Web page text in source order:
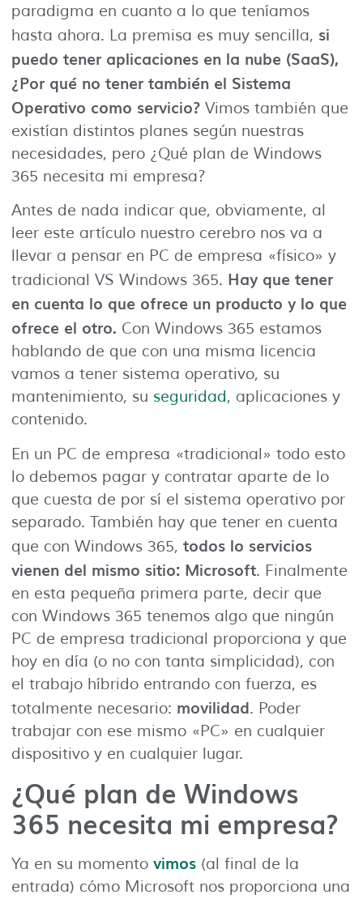
paradigma en cuanto a lo que teníamos
hasta ahora. La premisa es muy sencilla, si
puedo tener aplicaciones en la nube (SaaS),
¿Por qué no tener también el Sistema
Operativo como servicio? Vimos también que
existían distintos planes según nuestras
necesidades, pero ¿Qué plan de Windows
365 necesita mi empresa?
Antes de nada indicar que, obviamente, al
leer este artículo nuestro cerebro nos va a
llevar a pensar en PC de empresa «físico» y
tradicional VS Windows 365. Hay que tener
en cuenta lo que ofrece un producto y lo que
ofrece el otro. Con Windows 365 estamos
hablando de que con una misma licencia
vamos a tener sistema operativo, su
mantenimiento, su seguridad, aplicaciones y
contenido.
En un PC de empresa «tradicional» todo esto
lo debemos pagar y contratar aparte de lo
que cuesta de por sí el sistema operativo por
separado. También hay que tener en cuenta
que con Windows 365, todos lo servicios
vienen del mismo sitio: Microsoft. Finalmente
en esta pequeña primera parte, decir que
con Windows 365 tenemos algo que ningún
PC de empresa tradicional proporciona y que
hoy en día (o no con tanta simplicidad), con
el trabajo híbrido entrando con fuerza, es
totalmente necesario: movilidad. Poder
trabajar con ese mismo «PC» en cualquier
dispositivo y en cualquier lugar.
¿Qué plan de Windows
365 necesita mi empresa?
Ya en su momento vimos (al final de la
entrada) cómo Microsoft nos proporciona una